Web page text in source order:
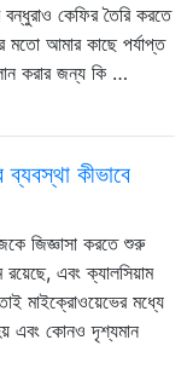
কেফির তৈরি করতে
মতো আমার কাছে পর্যাপ্ত
করার জন্য কি …
কীভাবে
জিজ্ঞাসা করতে শুরু
এবং ক্যালসিয়াম
মাইক্রোওয়েভের মধ্যে
এবং কোনও দৃশ্যমান